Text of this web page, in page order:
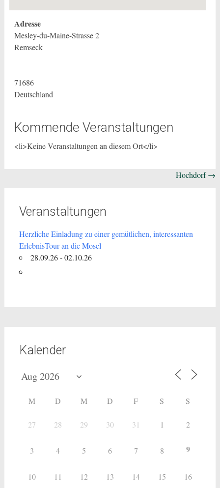
Adresse
Mesley-du-Maine-Strasse 2
Remseck
71686
Deutschland
Kommende Veranstaltungen
<li>Keine Veranstaltungen an diesem Ort</li>
Hochdorf→
Veranstaltungen
Herzliche Einladung zu einer gemütlichen, interessanten
ErlebnisTour an die Mosel
28.09.26 - 02.10.26
Kalender
M D M D F S S
27 28 29 30 31 1 2
3 4 5 6 7 8 9
10 11 12 13 14 15 16